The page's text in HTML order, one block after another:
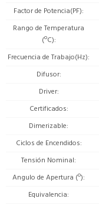
Factor de Potencia(PF)
Rango de Temperatura
(ºC)
Frecuencia de Trabajo(Hz)
Difusor
Driver
Certificados
Dimerizable
Ciclos de Encendidos
Tensión Nominal
Angulo de Apertura (º)
Equivalencia